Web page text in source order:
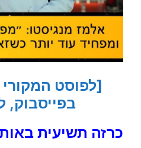
בפייסבוק,
כרזה תשיעית